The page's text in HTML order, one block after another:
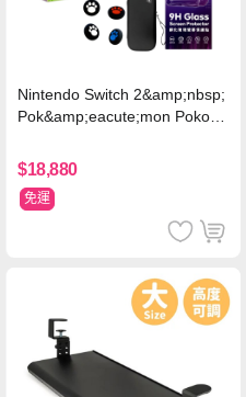
Nintendo Switch 2&amp;nbsp;
Pok&amp;eacute;mon Pokopi
影機+人機迷網
$18,880
免運